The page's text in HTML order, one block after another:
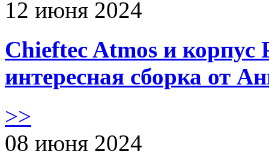
12 июня 2024
Chieftec Atmos и корпус
интересная сборка от
>>
08 июня 2024